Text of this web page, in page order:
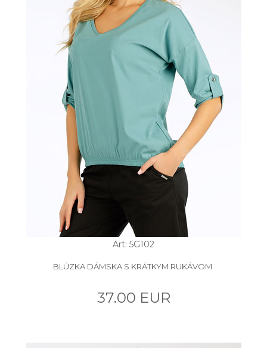
Art: 5G102
BLÚZKA DÁMSKA S KRÁTKYM RUKÁVOM.
37.00 EUR